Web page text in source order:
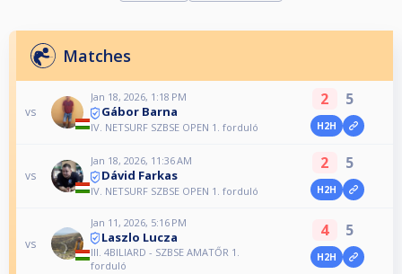
Matches
vs
Jan 18, 2026, 1:18 PM
Gábor Barna
IV. NETSURF SZBSE OPEN 1. forduló
2 5
H2H
vs
Jan 18, 2026, 11:36 AM
Dávid Farkas
IV. NETSURF SZBSE OPEN 1. forduló
2 5
H2H
vs
Jan 11, 2026, 5:16 PM
Laszlo Lucza
III. 4BILIARD - SZBSE AMATŐR 1.
forduló
4 5
H2H